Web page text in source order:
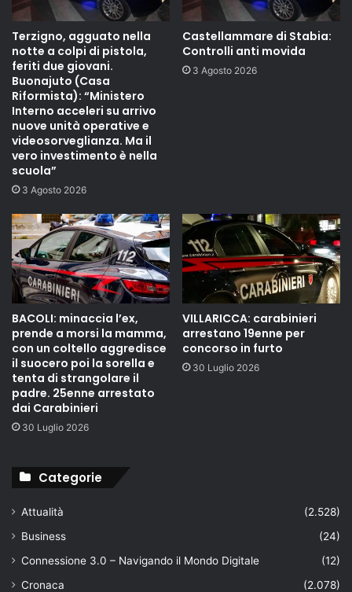
Terzigno, agguato nella
notte a colpi di pistola,
feriti due giovani.
Buonajuto (Casa
Riformista): “Ministero
Interno acceleri su arrivo
nuove unità operative e
videosorveglianza. Ma il
vero investimento è nella
scuola”
3 Agosto 2026
Castellammare di Stabia:
Controlli anti movida
3 Agosto 2026
BACOLI: minaccia l’ex,
prende a morsi la mamma,
con un coltello aggredisce
il suocero poi la sorella e
tenta di strangolare il
padre. 25enne arrestato
dai Carabinieri
30 Luglio 2026
VILLARICCA: carabinieri
arrestano 19enne per
concorso in furto
30 Luglio 2026
Categorie
Attualità
(2.528)
Business
(24)
Connessione 3.0 – Navigando il Mondo Digitale
(12)
Cronaca
(2.078)